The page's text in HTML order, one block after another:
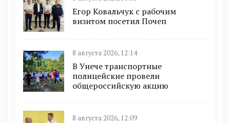
Егор Ковальчук с рабочим
визитом посетил Почеп
8 августа 2026, 12:14
В Унече транспортные
полицейские провели
общероссийскую акцию
8 августа 2026, 12:09